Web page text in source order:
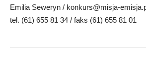
Emilia Seweryn / konkurs@misja-
tel. (61) 655 81 34 / faks (61) 655 81 01